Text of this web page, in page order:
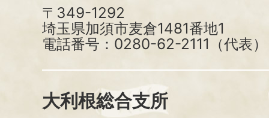
〒349-1292
埼玉県加須市麦倉1481番地1
電話番号：0280-62-2111（代表）
大利根総合支所